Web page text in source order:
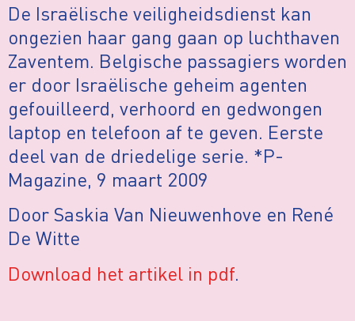
De Israëlische veiligheidsdienst kan
ongezien haar gang gaan op luchthaven
Zaventem. Belgische passagiers worden
er door Israëlische geheim agenten
gefouilleerd, verhoord en gedwongen
laptop en telefoon af te geven. Eerste
deel van de driedelige serie. *P-
Magazine, 9 maart 2009
Door Saskia Van Nieuwenhove en René
De Witte
Download het artikel in pdf.